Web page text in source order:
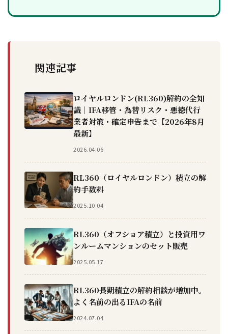
関連記事
ロイヤルロンドン(RL360)解約の全知
識｜IFA移管・為替リスク・悪徳代行
業者対策・確定申告まで【2026年8月
最新】
2026.04.06
RL360（ロイヤルロンドン）積立の解
約手数料
2025.10.04
RL360（オフショア積立）と投資用ワ
ンルームマンションのセット販売
2025.05.17
RL360長期積立の解約相談が増加中。
よく名前の出るIFAの名前
2024.07.04